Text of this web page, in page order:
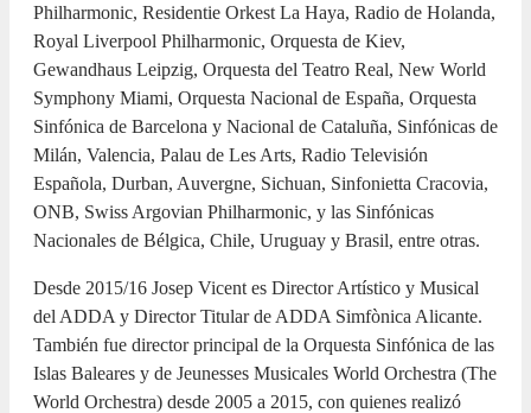
Philharmonic, Residentie Orkest La Haya, Radio de Holanda,
Royal Liverpool Philharmonic, Orquesta de Kiev,
Gewandhaus Leipzig, Orquesta del Teatro Real, New World
Symphony Miami, Orquesta Nacional de España, Orquesta
Sinfónica de Barcelona y Nacional de Cataluña, Sinfónicas de
Milán, Valencia, Palau de Les Arts, Radio Televisión
Española, Durban, Auvergne, Sichuan, Sinfonietta Cracovia,
ONB, Swiss Argovian Philharmonic, y las Sinfónicas
Nacionales de Bélgica, Chile, Uruguay y Brasil, entre otras.
Desde 2015/16 Josep Vicent es Director Artístico y Musical
del ADDA y Director Titular de ADDA Simfònica Alicante.
También fue director principal de la Orquesta Sinfónica de las
Islas Baleares y de Jeunesses Musicales World Orchestra (The
World Orchestra) desde 2005 a 2015, con quienes realizó